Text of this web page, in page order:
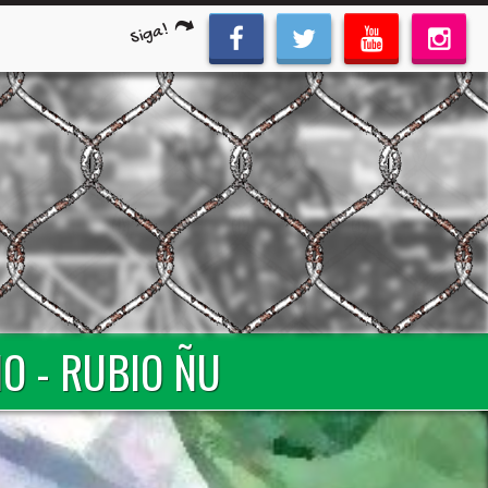
Siga!
- RUBIO ÑU